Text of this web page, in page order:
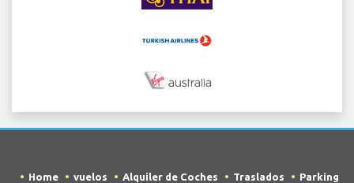
Home vuelos Alquiler de Coches Traslados
Parking